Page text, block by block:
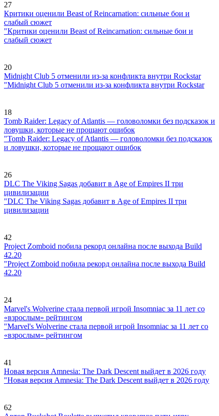
27
Критики оценили Beast of Reincarnation: сильные бои и
слабый сюжет
"Критики оценили Beast of Reincarnation: сильные бои и
слабый сюжет
20
Midnight Club 5 отменили из-за конфликта внутри Rockstar
"Midnight Club 5 отменили из-за конфликта внутри Rockstar
18
Tomb Raider: Legacy of Atlantis — головоломки без подсказок и
ловушки, которые не прощают ошибок
"Tomb Raider: Legacy of Atlantis — головоломки без подсказок
и ловушки, которые не прощают ошибок
26
DLC The Viking Sagas добавит в Age of Empires II три
цивилизации
"DLC The Viking Sagas добавит в Age of Empires II три
цивилизации
42
Project Zomboid побила рекорд онлайна после выхода Build
42.20
"Project Zomboid побила рекорд онлайна после выхода Build
42.20
24
Marvel's Wolverine стала первой игрой Insomniac за 11 лет со
«взрослым» рейтингом
"Marvel's Wolverine стала первой игрой Insomniac за 11 лет со
«взрослым» рейтингом
41
Новая версия Amnesia: The Dark Descent выйдет в 2026 году
"Новая версия Amnesia: The Dark Descent выйдет в 2026 году
62